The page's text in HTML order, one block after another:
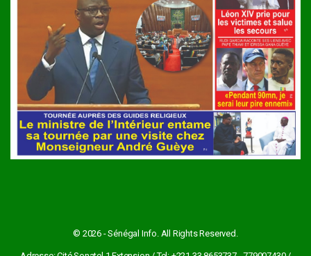
© 2026 - Sénégal Info. All Rights Reserved.